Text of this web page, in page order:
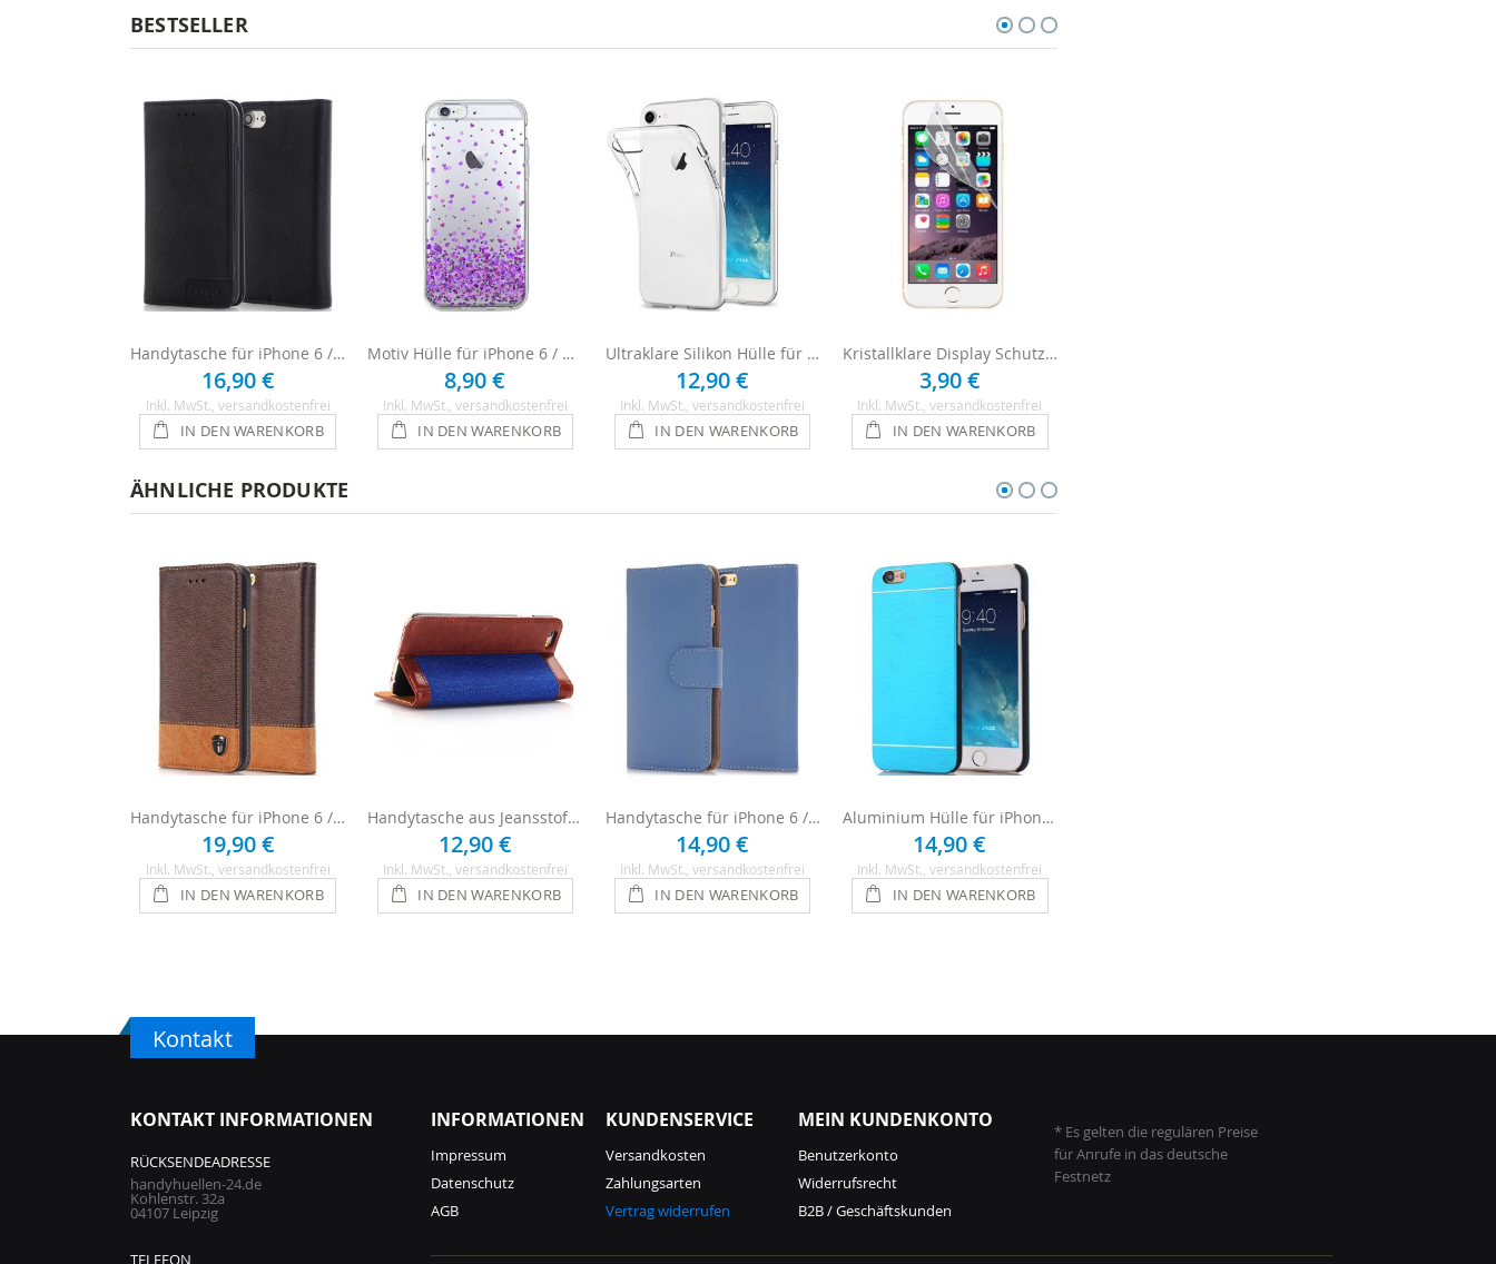
BESTSELLER
Handytasche für iPhone 6 / 6s - Schwarz
16,90 €
Inkl. MwSt. , versandkostenfrei
IN DEN WARENKORB
Motiv Hülle für iPhone 6 / 6s - Lila Herzen
8,90 €
Inkl. MwSt. , versandkostenfrei
IN DEN WARENKORB
Ultraklare Silikon Hülle für iPhone 6 / 6s - Transparent
12,90 €
Inkl. MwSt. , versandkostenfrei
IN DEN WARENKORB
Kristallklare Display Schutzfolie für iPhone 6 / 6s
3,90 €
Inkl. MwSt. , versandkostenfrei
IN DEN WARENKORB
ÄHNLICHE PRODUKTE
Handytasche für iPhone 6 / 6s - Dunkelbraun
19,90 €
Inkl. MwSt. , versandkostenfrei
IN DEN WARENKORB
Handytasche aus Jeansstoff für iPhone 6 / 6s - Blau
12,90 €
Inkl. MwSt. , versandkostenfrei
IN DEN WARENKORB
Handytasche für iPhone 6 / 6s - Blau
14,90 €
Inkl. MwSt. , versandkostenfrei
IN DEN WARENKORB
Aluminium Hülle für iPhone 6 / 6s - Hellblau
14,90 €
Inkl. MwSt. , versandkostenfrei
IN DEN WARENKORB
Kontakt
KONTAKT INFORMATIONEN
RÜCKSENDEADRESSE
handyhuellen-24.de
Kohlenstr. 32a
04107 Leipzig
TELEFON
INFORMATIONEN
Impressum
Datenschutz
AGB
KUNDENSERVICE
Versandkosten
Zahlungsarten
Vertrag widerrufen
MEIN KUNDENKONTO
Benutzerkonto
Widerrufsrecht
B2B / Geschäftskunden
* Es gelten die regulären Preise
für Anrufe in das deutsche
Festnetz